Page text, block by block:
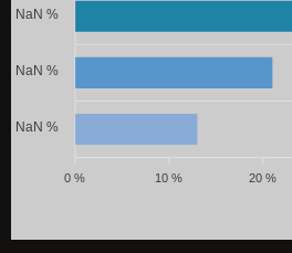
NaN %
NaN %
NaN %
20 %
10 %
0 %